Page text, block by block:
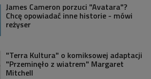
James Cameron porzuci "Avatara"?
Chcę opowiadać inne historie - mówi
reżyser
"Terra Kultura" o komiksowej adaptacji
"Przeminęło z wiatrem" Margaret
Mitchell